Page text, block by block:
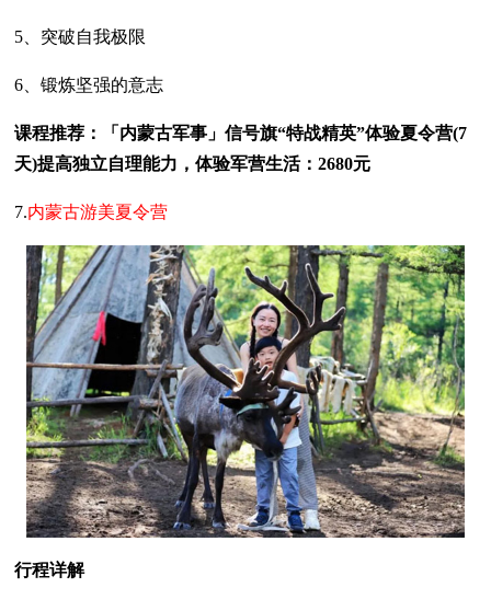
5、突破自我极限
6、锻炼坚强的意志
课程推荐：「内蒙古军事」信号旗“特战精英”体验夏令营(7
天)提高独立自理能力，体验军营生活：2680元
7.内蒙古游美夏令营
行程详解